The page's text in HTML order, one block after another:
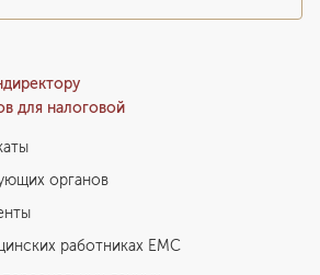
для налоговой
органов
работниках EMC